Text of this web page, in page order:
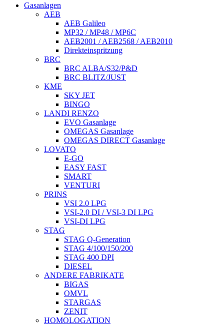
Gasanlagen
AEB
AEB Galileo
MP32 / MP48 / MP6C
AEB2001 / AEB2568 / AEB2010
Direkteinspritzung
BRC
BRC ALBA/S32/P&D
BRC BLITZ/JUST
KME
SKY JET
BINGO
LANDI RENZO
EVO Gasanlage
OMEGAS Gasanlage
OMEGAS DIRECT Gasanlage
LOVATO
E-GO
EASY FAST
SMART
VENTURI
PRINS
VSI 2.0 LPG
VSI-2.0 DI / VSI-3 DI LPG
VSI-DI LPG
STAG
STAG Q-Generation
STAG 4/100/150/200
STAG 400 DPI
DIESEL
ANDERE FABRIKATE
BIGAS
OMVL
STARGAS
ZENIT
HOMOLOGATION